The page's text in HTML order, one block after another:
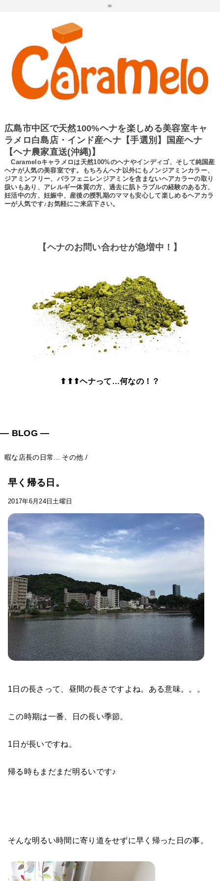
=
広島市中区で天然100%ヘナを楽しめる美容室キャ
ラメロ白島店・インド産ヘナ【手選別】国産ヘナ
【ヘナ農家直送(沖縄)】
Carameloキャラメロは天然100%のヘナやインディゴ、そして純国産
ヘナが人気の美容室です。もちろんヘナ以外にもノンジアミンカラー、
ジアミンフリー、パラフェニレンジアミンを含まないヘアカラーの取り
扱いもあり、アレルギー体質の方、過去に肌トラブルの経験のある方、
妊活中の方、妊娠中、産後の授乳期のママも安心して楽しめるヘアカラ
ーが人気です♪お気軽にご来店下さい。
【ヘナのお問い合わせが急増中！】
⬆⬆⬆ヘナって…何なの！？
― BLOG ―
暇な店長の日常... その他 /
早く帰る日。
2017年6月24日土曜日
1日の長さって、昼間の長さですよね。ある意味。。。
この時期は一番、日の長い季節。
1日が長いですね。
帰る時もまだまだ明るいです♪
そんな明るい時間に寄り道をせずに早く帰った日の事。